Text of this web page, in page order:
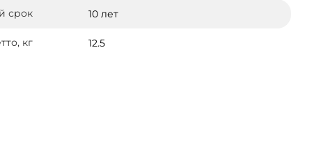
срок 10 лет
кг 12.5